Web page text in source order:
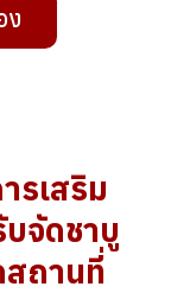
ง
รเสริม
จัดชาบู
ถานที่